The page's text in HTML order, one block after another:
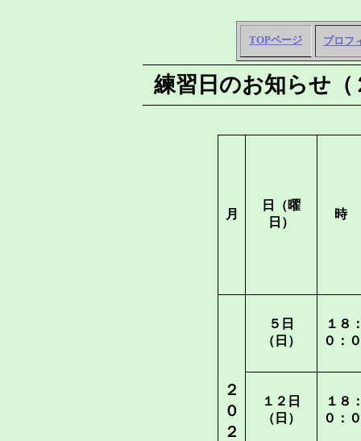
TOPページ プロフ
練習日のお知らせ（
月
日（曜
日）
２
０
２
５日
（日）
１８
０：
１２日
（日）
１８
０：